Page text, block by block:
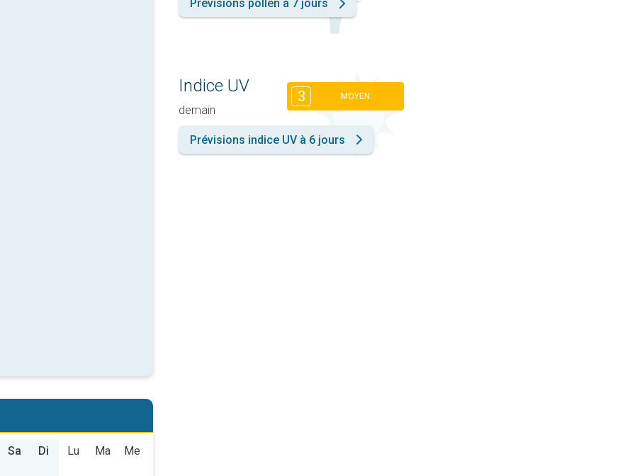
Sa Di Lu Ma Me
Prévisions pollen à 7 jours
Indice UV
demain
3 MOYEN
Prévisions indice UV à 6 jours